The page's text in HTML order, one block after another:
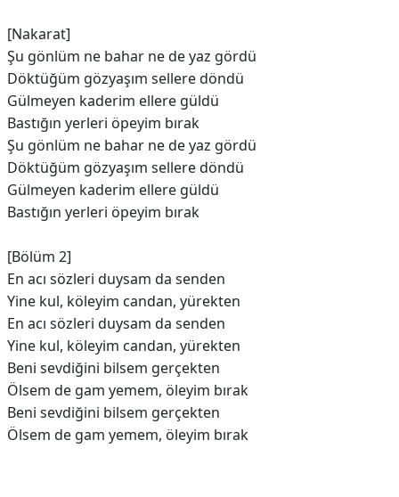
[Nakarat]
Şu gönlüm ne bahar ne de yaz gördü
Döktüğüm gözyaşım sellere döndü
Gülmeyen kaderim ellere güldü
Bastığın yerleri öpeyim bırak
Şu gönlüm ne bahar ne de yaz gördü
Döktüğüm gözyaşım sellere döndü
Gülmeyеn kaderim ellerе güldü
Bastığın yerleri öpeyim bırak
[Bölüm 2]
En acı sözleri duysam da senden
Yine kul, köleyim candan, yürekten
En acı sözleri duysam da senden
Yine kul, köleyim candan, yürekten
Beni sevdiğini bilsem gerçekten
Ölsem de gam yemem, öleyim bırak
Beni sevdiğini bilsem gerçekten
Ölsem de gam yemem, öleyim bırak